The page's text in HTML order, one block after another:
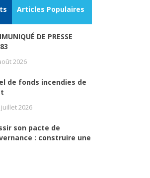
Articles Populaires
DE PRESSE
2026
de fonds incendies de
2026
son pacte de
: construire une